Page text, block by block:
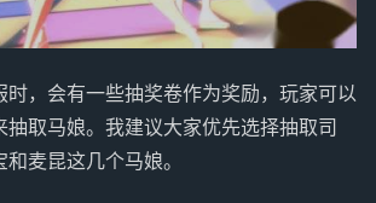
时，会有一些抽奖卷作为奖励，玩家可以
抽取马娘。我建议大家优先选择抽取司
麦昆这几个马娘。